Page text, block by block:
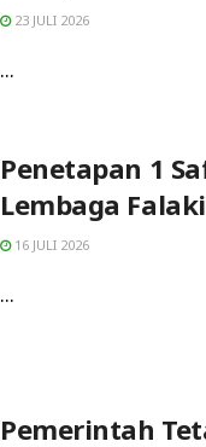
23 JULI 2026
...
Penetapan 1
Lembaga
16 JULI 2026
...
Pemerintah